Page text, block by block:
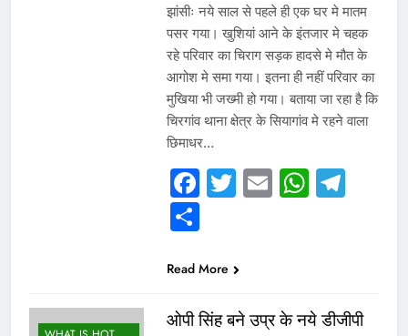
झांसीः नये साल से पहले ही एक घर मे मातम
पसर गया। खुशियां आने के इंतजार मे चहक
रहे परिवार का चिराग सड़क हादसे मे मौत के
आगोश मे समा गया। इतना ही नहीं परिवार का
मुखिया भी जख्मी हो गया। बताया जा रहा है कि
चिरगांव थाना क्षेत्र के सियागांव मे रहने वाला
छिमाधर…
Facebook
Twitter
Email
Share
Read More
ओपी सिंह बने उप्र के नये डीजीपी